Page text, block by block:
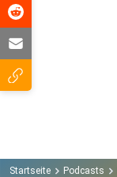
Startseite Podcasts